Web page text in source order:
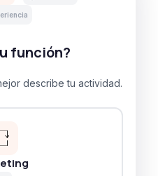
función?
describe tu actividad.